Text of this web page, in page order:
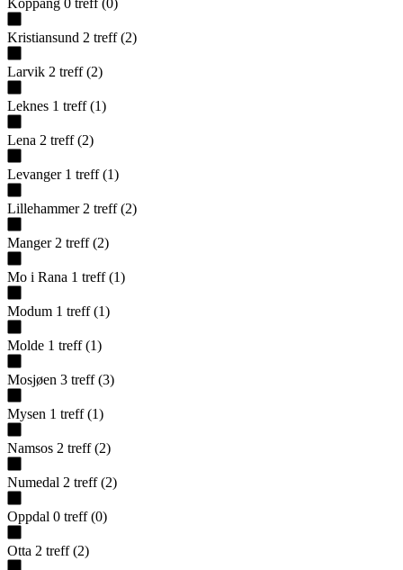
Kristiansund 2 treff (2)
Larvik 2 treff (2)
Leknes 1 treff (1)
Lena 2 treff (2)
Levanger 1 treff (1)
Lillehammer 2 treff (2)
Manger 2 treff (2)
Mo i Rana 1 treff (1)
Modum 1 treff (1)
Molde 1 treff (1)
Mosjøen 3 treff (3)
Mysen 1 treff (1)
Namsos 2 treff (2)
Numedal 2 treff (2)
Oppdal 0 treff (0)
Otta 2 treff (2)